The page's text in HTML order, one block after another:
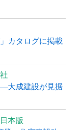
カタログに掲載
大成建設が見据
本版